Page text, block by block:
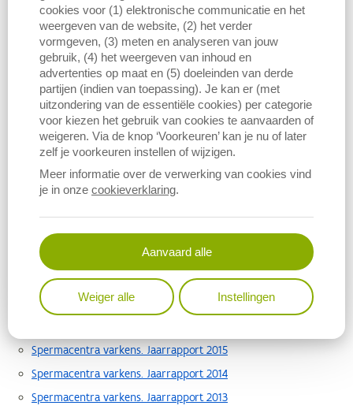
waardevolle informatie over tendensen
in de sector.
Het Agentschap Landbouw en Zeevisserij dankt de bedrijfsleiders
van de spermacentra om deze informatie
zorgvuldig te verzamelen en ter beschikking te stellen.
Lees ook de vorige jaarrapporten:
Spermacentra varkens. Jaarrapport 2022
Spermacentra varkens. Jaarrapport 2020
Spermacentra varkens. Jaarrapport 2019
Spermacentra varkens. Jaarrapport 2018
Spermacentra varkens. Jaarrapport 2017
Spermacentra varkens. Jaarrapport 2015
Spermacentra varkens. Jaarrapport 2014
Spermacentra varkens. Jaarrapport 2013
cookies voor (1) elektronische communicatie en het
weergeven van de website, (2) het verder
vormgeven, (3) meten en analyseren van jouw
gebruik, (4) het weergeven van inhoud en
advertenties op maat en (5) doeleinden van derde
partijen (indien van toepassing). Je kan er (met
uitzondering van de essentiële cookies) per categorie
voor kiezen het gebruik van cookies te aanvaarden of
weigeren. Via de knop ‘Voorkeuren’ kan je nu of later
zelf je voorkeuren instellen of wijzigen.
Meer informatie over de verwerking van cookies vind
je in onze cookieverklaring.
Aanvaard alle
Weiger alle Instellingen